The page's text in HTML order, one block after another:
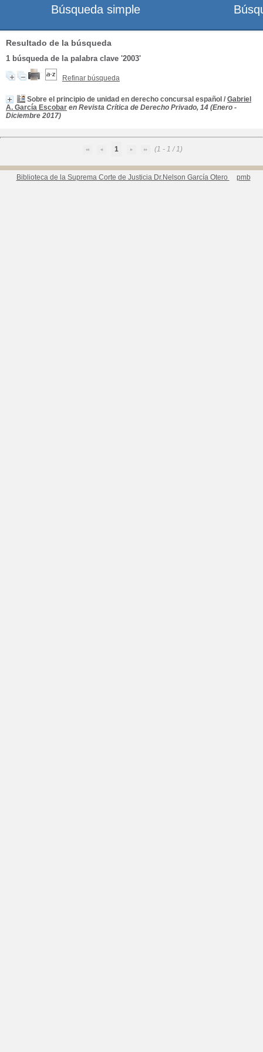
Resultado de la búsqueda
1 búsqueda de la palabra clave '2003'
Refinar búsqueda
Sobre el principio de unidad en derecho concursal español / Gabriel
A. García Escobar en Revista Crítica de Derecho Privado, 14 (Enero -
Diciembre 2017)
1 (1 - 1 / 1)
Biblioteca de la Suprema Corte de Justicia Dr.Nelson García Otero pmb
Búsqueda simple